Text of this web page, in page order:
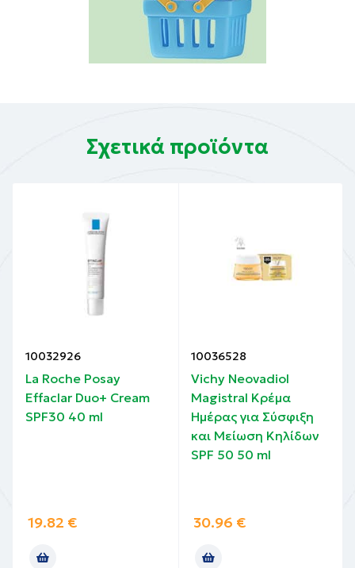
Σχετικά προϊόντα
10032926
La Roche Posay
Effaclar Duo+ Cream
SPF30 40 ml
19.82 €
10036528
Vichy Neovadiol
Magistral Κρέμα
Ημέρας για Σύσφιξη
και Μείωση Κηλίδων
SPF 50 50 ml
30.96 €